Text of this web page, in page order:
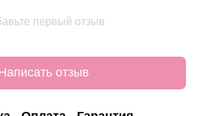
первый отзыв
отзыв